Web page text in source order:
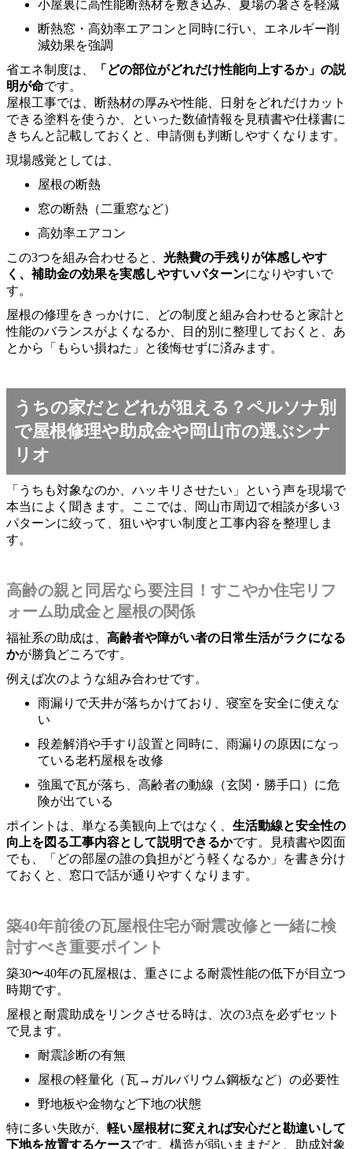
小屋裏に高性能断熱材を敷き込み、夏場の暑さを軽減
断熱窓・高効率エアコンと同時に行い、エネルギー削
減効果を強調
省エネ制度は、
「どの部位がどれだけ性能向上するか」の説
明が命です。
屋根工事では、断熱材の厚みや性能、日射をどれだけカット
できる塗料を使うか、といった数値情報を見積書や仕様書に
きちんと記載しておくと、申請側も判断しやすくなります。
現場感覚としては、
屋根の断熱
窓の断熱（二重窓など）
高効率エアコン
この3つを組み合わせると、 光熱費の手残りが体感しやす
く、補助金の効果を実感しやすいパターンになりやすいで
す。
屋根の修理をきっかけに、どの制度と組み合わせると家計と
性能のバランスがよくなるか、目的別に整理しておくと、あ
とから「もらい損ねた」と後悔せずに済みます。
うちの家だとどれが狙える？ペルソナ別
で屋根修理や助成金や岡山市の選ぶシナ
リオ
「うちも対象なのか、ハッキリさせたい」という声を現場で
本当によく聞きます。ここでは、岡山市周辺で相談が多い3
パターンに絞って、狙いやすい制度と工事内容を整理しま
す。
高齢の親と同居なら要注目！すこやか住宅リフ
ォーム助成金と屋根の関係
福祉系の助成は、 高齢者や障がい者の日常生活がラクになる
かが勝負どころです。
例えば次のような組み合わせです。
雨漏りで天井が落ちかけており、寝室を安全に使えな
い
段差解消や手すり設置と同時に、雨漏りの原因になっ
ている老朽屋根を改修
強風で瓦が落ち、高齢者の動線（玄関・勝手口）に危
険が出ている
ポイントは、単なる美観向上ではなく、 生活動線と安全性の
向上を図る工事内容として説明できるかです。見積書や図面
でも、「どの部屋の誰の負担がどう軽くなるか」を書き分け
ておくと、窓口で話が通りやすくなります。
築40年前後の瓦屋根住宅が耐震改修と一緒に検
討すべき重要ポイント
築30〜40年の瓦屋根は、重さによる耐震性能の低下が目立つ
時期です。
屋根と耐震助成をリンクさせる時は、次の3点を必ずセット
で見ます。
耐震診断の有無
屋根の軽量化（瓦→ガルバリウム鋼板など）の必要性
野地板や金物など下地の状態
特に多い失敗が、 軽い屋根材に変えれば安心だと勘違いして
下地を放置するケースです。構造が弱いままだと、助成対象